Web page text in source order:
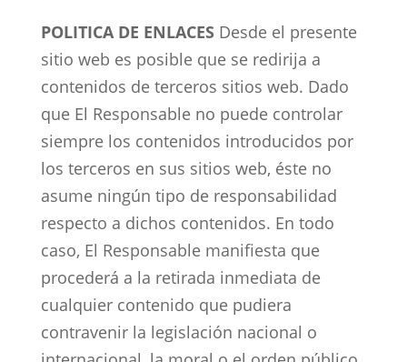
POLITICA DE ENLACESDesde el presente
sitio web es posible que se redirija a
contenidos de terceros sitios web. Dado
que El Responsable no puede controlar
siempre los contenidos introducidos por
los terceros en sus sitios web, éste no
asume ningún tipo de responsabilidad
respecto a dichos contenidos. En todo
caso, El Responsable manifiesta que
procederá a la retirada inmediata de
cualquier contenido que pudiera
contravenir la legislación nacional o